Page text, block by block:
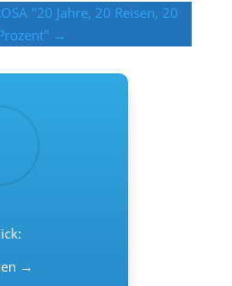
"20 Jahre, 20 Reisen, 20
→
→